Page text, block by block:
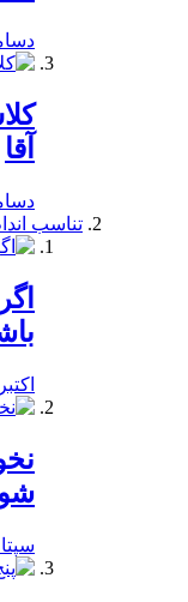
دسامبر
آقا
دسامبر
تناسب
اکتبر 3, 2019
سپتامبر